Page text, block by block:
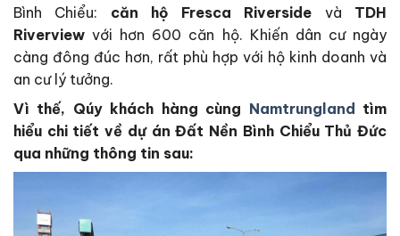
Bình Chiểu: căn hộ Fresca Riverside và TDH
Riverviewvới hơn 600 căn hộ. Khiến dân cư ngày
càng đông đúc hơn, rất phù hợp với hộ kinh doanh và
an cư lý tưởng.
Vì thế, Qúy khách hàng cùng Namtrungland tìm
hiểu chi tiết về dự án Đất Nền Bình Chiểu Thủ Đức
qua những thông tin sau: